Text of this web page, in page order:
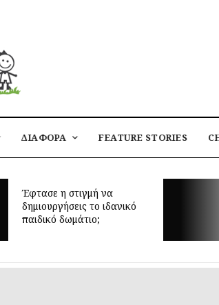
ΔΙΑΦΟΡΑ FEATURE STORIES
Μαθήματα κολύμβησης για
βρέφη και πρώιμη κινητική
ανάπτυξη: τι δείχνει νέα
έρευνα